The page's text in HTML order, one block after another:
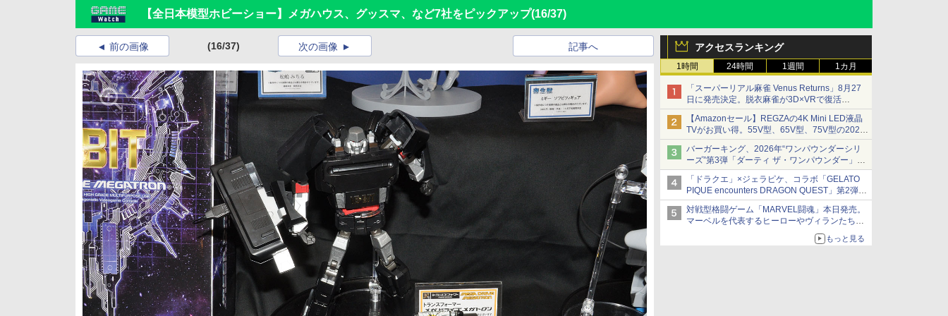
【全日本模型ホビーショー】メガハウス、グッスマ、など7社をピックアップ(16/37)
アクセスランキング
1時間 24時間 1週間 1カ月
「スーパーリアル麻雀 Venus Returns」8月27
日に発売決定。脱衣麻雀が3D×VRで復活
発売から2週間は20%オフになるセールが実施
【Amazonセール】REGZAの4K Mini LED液晶
TVがお買い得。55V型、65V型、75V型の2026
年モデルがラインナップ
バーガーキング、2026年“ワンパウンダーシリ
ーズ”第3弾「ダーティ ザ・ワンパウンダー」を
8月7日発売
「特製ガーリックマヨソース」を使用した超大
型チーズバーガー
「ドラクエ」×ジェラピケ、コラボ「GELATO
PIQUE encounters DRAGON QUEST」第2弾が
本日発売
アイスカップに入ったスライムやわたぼう、ベ
ビーサタンなどがオリジナルアートで登場
対戦型格闘ゲーム「MARVEL闘魂」本日発売。
マーベルを代表するヒーローやヴィランたちが
「GUILTY GEAR」などの格ゲーを手掛けるア
もっと見る
前の画像 (16/37) 記事へ
次の画像